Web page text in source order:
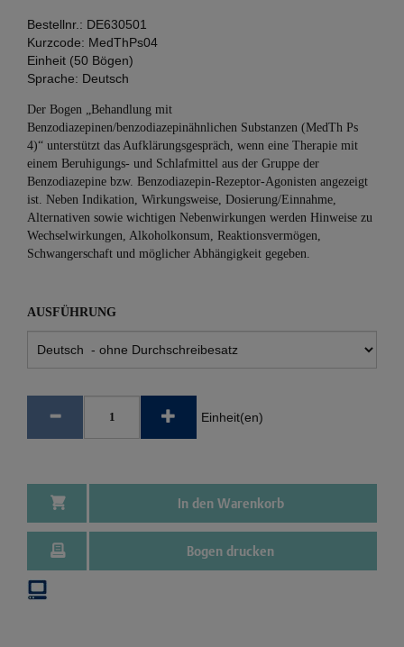
Bestellnr.: DE630501
Kurzcode: MedThPs04
Einheit (50 Bögen)
Sprache: Deutsch
Der Bogen „Behandlung mit
Benzodiazepinen/benzodiazepinähnlichen Substanzen (MedTh Ps
4)“ unterstützt das Aufklärungsgespräch, wenn eine Therapie mit
einem Beruhigungs- und Schlafmittel aus der Gruppe der
Benzodiazepine bzw. Benzodiazepin-Rezeptor-Agonisten angezeigt
ist. Neben Indikation, Wirkungsweise, Dosierung/Einnahme,
Alternativen sowie wichtigen Nebenwirkungen werden Hinweise zu
Wechselwirkungen, Alkoholkonsum, Reaktionsvermögen,
Schwangerschaft und möglicher Abhängigkeit gegeben.
AUSFÜHRUNG
Einheit(en)
In den Warenkorb
Bogen drucken